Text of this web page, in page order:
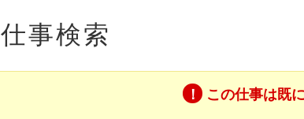
仕事検索
この仕事は既